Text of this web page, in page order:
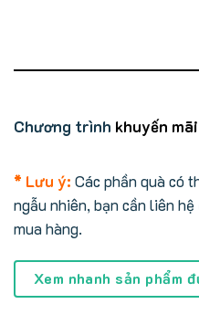
Chương trình khuyến mãi
* Lưu ý: Các phần quà có
ngẫu nhiên, bạn cần liên
mua hàng.
Xem nhanh sản phẩm